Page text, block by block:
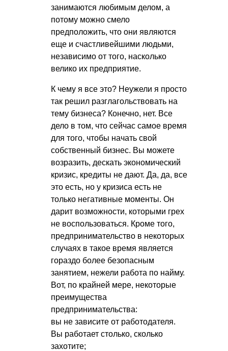
занимаются любимым делом, а
потому можно смело
предположить, что они являются
еще и счастливейшими людьми,
независимо от того, насколько
велико их предприятие.
К чему я все это? Неужели я просто
так решил разглагольствовать на
тему бизнеса? Конечно, нет. Все
дело в том, что сейчас самое время
для того, чтобы начать свой
собственный бизнес. Вы можете
возразить, дескать экономический
кризис, кредиты не дают. Да, да, все
это есть, но у кризиса есть не
только негативные моменты. Он
дарит возможности, которыми грех
не воспользоваться. Кроме того,
предпринимательство в некоторых
случаях в такое время является
гораздо более безопасным
занятием, нежели работа по найму.
Вот, по крайней мере, некоторые
преимущества
предпринимательства:
вы не зависите от работодателя.
Вы работает столько, сколько
захотите;